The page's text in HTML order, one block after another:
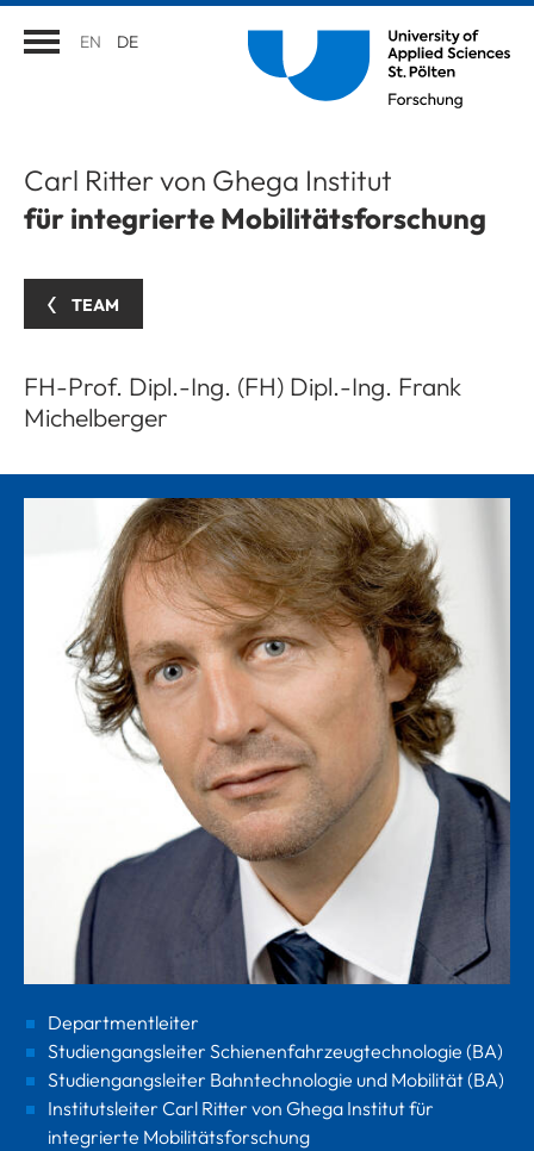
EN DE
Carl Ritter von Ghega Institut
für integrierte Mobilitätsforschung
TEAM
FH-Prof. Dipl.-Ing. (FH) Dipl.-Ing. Frank
Michelberger
Departmentleiter
Studiengangsleiter Schienenfahrzeugtechnologie (BA)
Studiengangsleiter Bahntechnologie und Mobilität (BA)
Institutsleiter Carl Ritter von Ghega Institut für
integrierte Mobilitätsforschung